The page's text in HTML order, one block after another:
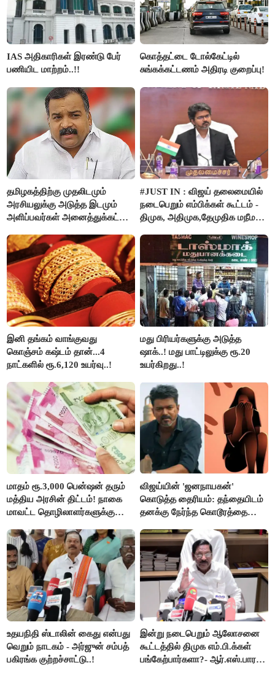
IAS அதிகாரிகள் இரண்டு பேர்
பணியிட மாற்றம்..!!
கொத்தட்டை டோல்கேட்டில்
சுங்கக்கட்டணம் அதிரடி குறைப்பு!
தமிழகத்திற்கு முதலிடமும்
அரசியலுக்கு அடுத்த இடமும்
அளிப்பவர்கள் அனைத்துக்கட்சி
பங்கேற்பார்கள் - மாணிக்கம்
தாகூர்..!!
#JUST IN : விஜய் தலைமையில்
நடைபெறும் எம்பிக்கள் கூட்டம் -
திமுக, அதிமுக,தேமுதிக மநீம
இனி தங்கம் வாங்குவது
கொஞ்சம் கஷ்டம் தான்...4
நாட்களில் ரூ.6,120 உயர்வு..!
மது பிரியர்களுக்கு அடுத்த
ஷாக்..! மது பாட்டிலுக்கு ரூ.20
உயர்கிறது..!
மாதம் ரூ.3,000 பென்ஷன் தரும்
மத்திய அரசின் திட்டம்! நாகை
மாவட்ட தொழிலாளர்களுக்கு
செய்தி!
விஜய்யின் 'ஜனநாயகன்'
கொடுத்த தைரியம்: தந்தையிடம்
தனக்கு நேர்ந்த கொடூரத்தை
உதயநிதி ஸ்டாலின் கைது என்பது
வெறும் நாடகம் - அர்ஜுன் சம்பத்
பகிரங்க குற்றச்சாட்டு..!
இன்று நடைபெறும் ஆலோசனை
கூட்டத்தில் திமுக எம்.பி.க்கள்
பங்கேற்பார்களா?- ஆர்.எஸ்.பாரதி